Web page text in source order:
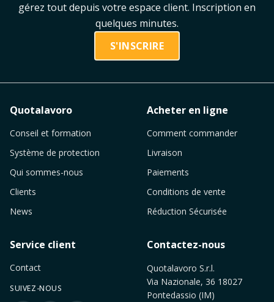
gérez tout depuis votre espace client. Inscription en
quelques minutes.
S'INSCRIRE
Quotalavoro
Conseil et formation
Système de protection
Qui sommes-nous
Clients
News
Acheter en ligne
Comment commander
Livraison
Paiements
Conditions de vente
Réduction Sécurisée
Service client
Contact
SUIVEZ-NOUS
Contactez-nous
Quotalavoro S.r.l.
Via Nazionale, 36 18027
Pontedassio (IM)